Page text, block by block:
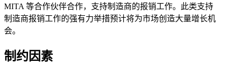
MITA 等合作伙伴合作，支持制造商的报销工作。此类支持
制造商报销工作的强有力举措预计将为市场创造大量增长机
会。
制约因素